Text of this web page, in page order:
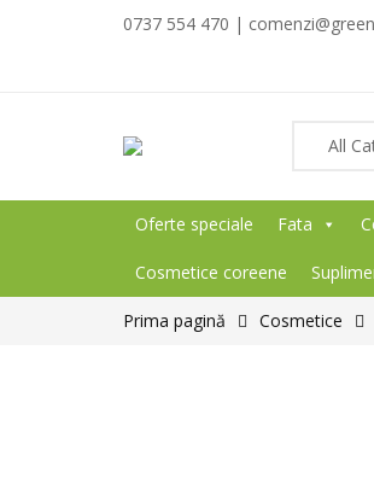
0737 554 470 |
Oferte speciale Fata
Cosmetice coreene
Prima pagină Cosmetice